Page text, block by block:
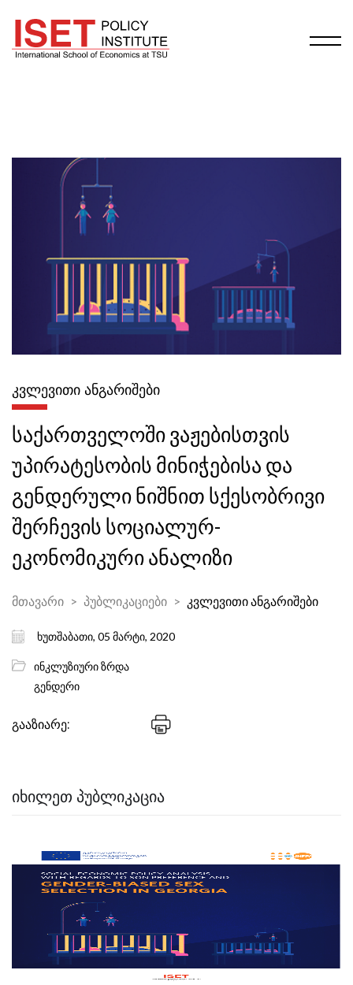
ᲙᲕᲚᲔᲕᲘᲗᲘ ᲐᲜᲒᲐᲠᲘᲨᲔᲑᲘ
საქართველოში ვაჟებისთვის
უპირატესობის მინიჭებისა და
გენდერული ნიშნით სქესობრივი
შერჩევის სოციალურ-
ეკონომიკური ანალიზი
მთავარი პუბლიკაციები კვლევითი ანგარიშები
ხუთშაბათი, 05 მარტი, 2020
ინკლუზიური ზრდა
გენდერი
გააზიარე:
ᲘᲮᲘᲚᲔᲗ ᲞᲣᲑᲚᲘᲙᲐᲪᲘᲐ